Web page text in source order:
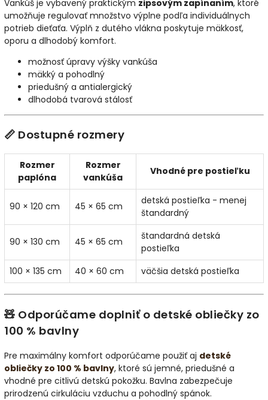
Vankúš je vybavený praktickým zipsovým zapínaním, ktoré
umožňuje regulovať množstvo výplne podľa individuálnych
potrieb dieťaťa. Výplň z dutého vlákna poskytuje mäkkosť,
oporu a dlhodobý komfort.
možnosť úpravy výšky vankúša
mäkký a pohodlný
priedušný a antialergický
dlhodobá tvarová stálosť
📏 Dostupné rozmery
Rozmer
paplóna
Rozmer
vankúša
Vhodné pre postieľku
90 × 120 cm 45 × 65 cm
detská postieľka - menej
štandardný
90 × 130 cm 45 × 65 cm
štandardná detská
postieľka
100 × 135 cm
40 × 60 cm väčšia detská postieľka
🧸 Odporúčame doplniť o detské obliečky zo
100 % bavlny
Pre maximálny komfort odporúčame použiť aj detské
obliečky zo 100 % bavlny, ktoré sú jemné, priedušné a
vhodné pre citlivú detskú pokožku. Bavlna zabezpečuje
prirodzenú cirkuláciu vzduchu a pohodlný spánok.